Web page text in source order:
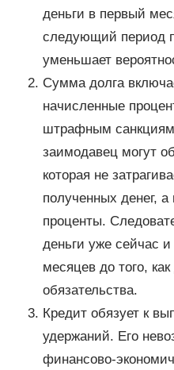
деньги в первый
следующий период
уменьшает
Сумма долга
начисленные
штрафным
заимодавец могут
которая не
полученных денег,
проценты.
деньги уже сейчас
месяцев до того,
обязательства.
Кредит обязует к
удержаний. Его
финансово-